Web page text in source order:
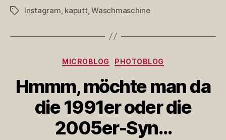
Schlagwörter
Instagram, kaputt,Waschmaschine
Kategorien
MICROBLOG PHOTOBLOG
Hmmm, möchte man da
die 1991er oder die
2005er-Syn…